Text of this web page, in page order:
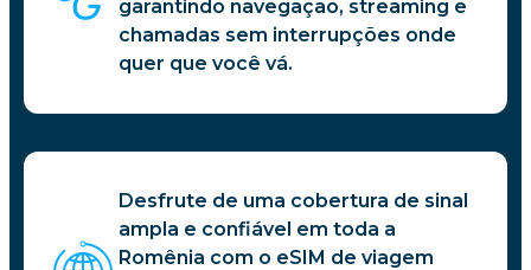
garantindo navegação, streaming e
chamadas sem interrupções onde
quer que você vá.
Desfrute de uma cobertura de sinal
ampla e confiável em toda a
Romênia com o eSIM de viagem